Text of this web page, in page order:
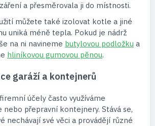
a přesměrovala ji do místnosti.
můžete také izolovat kotle a jiné
uniká méně tepla. Pokud je nádrž
na ni navineme butylovou podložku a
hliníkovou gumovou pěnou.
garáží a kontejnerů
účely často využíváme
nebo přepravní kontejnery. Stává se,
nechávají své věci a provádějí různé